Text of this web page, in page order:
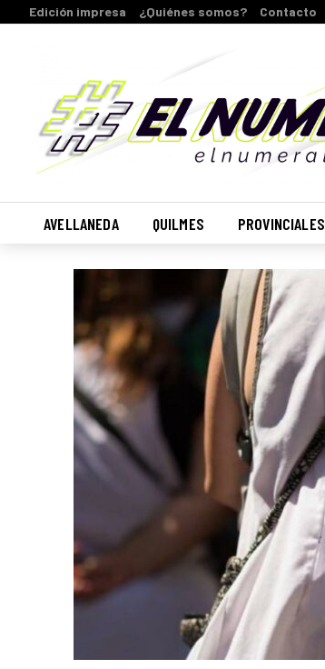
Edición impresa ¿Quiénes somos? Contacto
AVELLANEDA QUILMES PROVINCIALES